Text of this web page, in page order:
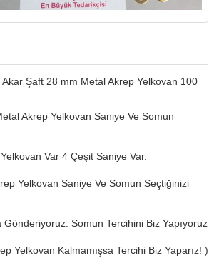
Akar Şaft 28 mm Metal Akrep Yelkovan 100
Akrep Yelkovan Saniye Ve Somun
Var 4 Çeşit Saniye Var.
Yelkovan Saniye Ve Somun Seçtiğinizi
Gönderiyoruz. Somun Tercihini Biz Yapıyoruz
Yelkovan Kalmamışsa Tercihi Biz Yaparız! )